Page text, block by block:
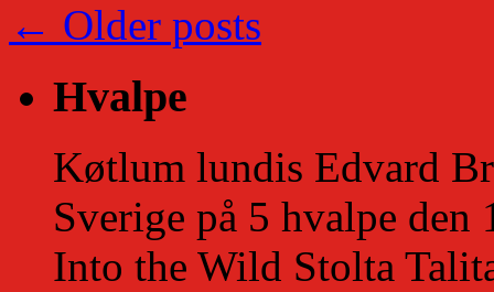
← Older posts
Hvalpe
Køtlum lundis Edvard
Sverige på 5 hvalpe
Into the Wild Stolta